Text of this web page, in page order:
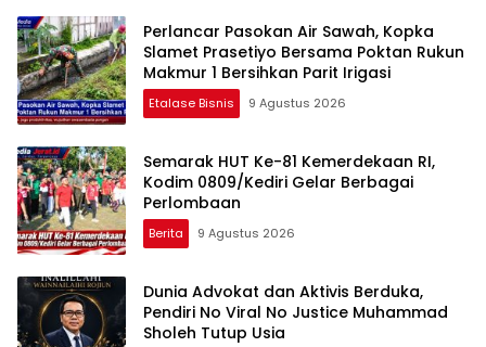
Perlancar Pasokan Air Sawah, Kopka
Slamet Prasetiyo Bersama Poktan Rukun
Makmur 1 Bersihkan Parit Irigasi
Etalase Bisnis 9 Agustus 2026
Semarak HUT Ke-81 Kemerdekaan RI,
Kodim 0809/Kediri Gelar Berbagai
Perlombaan
Berita 9 Agustus 2026
Dunia Advokat dan Aktivis Berduka,
Pendiri No Viral No Justice Muhammad
Sholeh Tutup Usia